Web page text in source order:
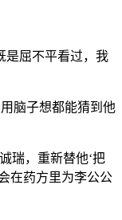
是屈不平看过，我
脑子想都能猜到他
瑞，重新替他‘把
在药方里为李公公